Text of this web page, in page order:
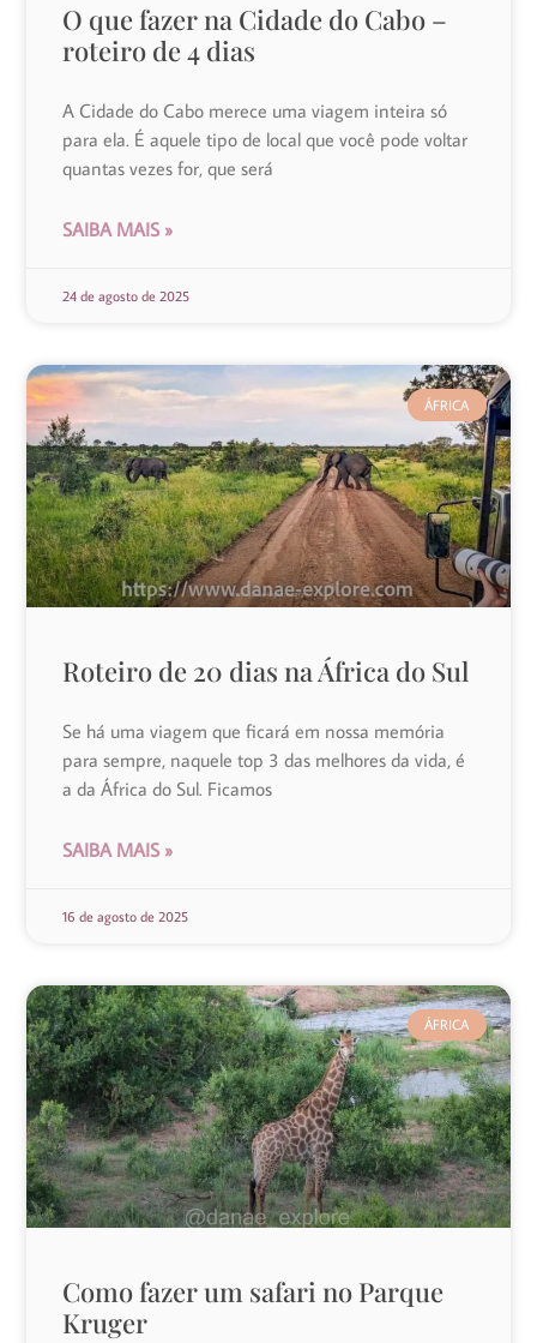
O que fazer na Cidade do Cabo –
roteiro de 4 dias
A Cidade do Cabo merece uma viagem inteira só
para ela. É aquele tipo de local que você pode voltar
quantas vezes for, que será
SAIBA MAIS »
24 de agosto de 2025
ÁFRICA
Roteiro de 20 dias na África do Sul
Se há uma viagem que ficará em nossa memória
para sempre, naquele top 3 das melhores da vida, é
a da África do Sul. Ficamos
SAIBA MAIS »
16 de agosto de 2025
ÁFRICA
Como fazer um safari no Parque
Kruger